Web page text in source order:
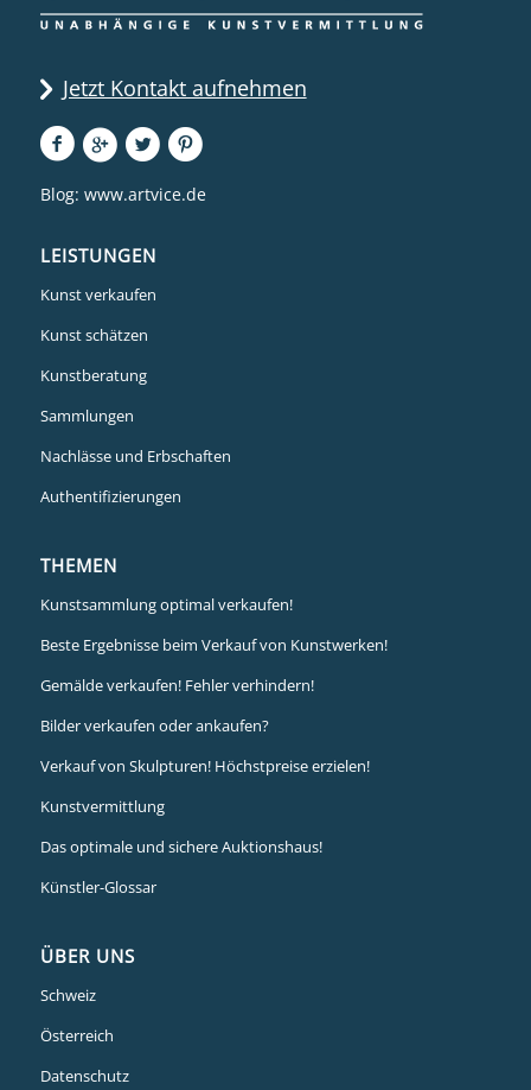
Jetzt Kontakt aufnehmen
Blog: www.artvice.de
LEISTUNGEN
Kunst verkaufen
Kunst schätzen
Kunstberatung
Sammlungen
Nachlässe und Erbschaften
Authentifizierungen
THEMEN
Kunstsammlung optimal verkaufen!
Beste Ergebnisse beim Verkauf von Kunstwerken!
Gemälde verkaufen! Fehler verhindern!
Bilder verkaufen oder ankaufen?
Verkauf von Skulpturen! Höchstpreise erzielen!
Kunstvermittlung
Das optimale und sichere Auktionshaus!
Künstler-Glossar
ÜBER UNS
Schweiz
Österreich
Datenschutz